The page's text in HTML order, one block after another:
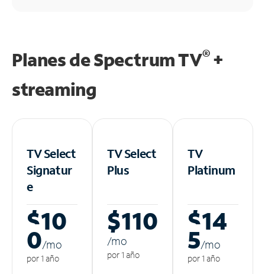
Planes de Spectrum TV®+
streaming
TV Select
Signatur
e
$10
0/mo
por 1 año
TV Select
Plus
$110
/mo
por 1 año
TV
Platinum
$14
5/mo
por 1 año